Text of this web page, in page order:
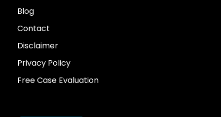
Blog
Contact
Disclaimer
Privacy Policy
Free Case Evaluation